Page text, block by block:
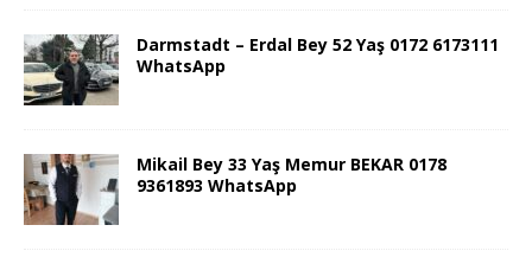
Darmstadt – Erdal Bey 52 Yaş 0172 6173111
WhatsApp
Mikail Bey 33 Yaş Memur BEKAR 0178
9361893 WhatsApp